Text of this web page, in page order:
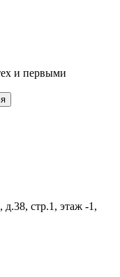
и первыми
стр.1, этаж -1,